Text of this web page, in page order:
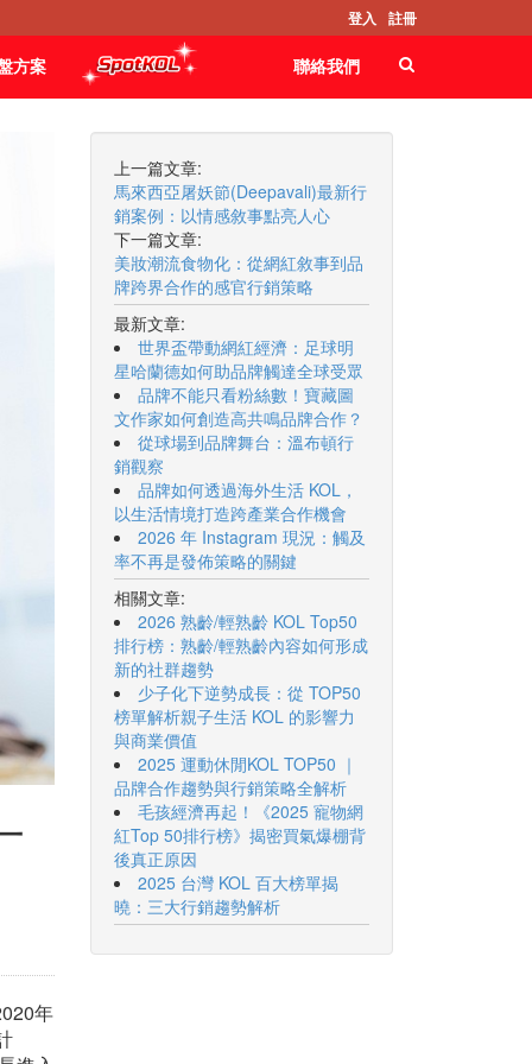
登入 註冊
方案 聯絡我們
年
上一篇文章:
馬來西亞屠妖節(Deepavali)最新行
銷案例：以情感敘事點亮人心
下一篇文章:
美妝潮流食物化：從網紅敘事到品
牌跨界合作的感官行銷策略
最新文章:
世界盃帶動網紅經濟：足球明
星哈蘭德如何助品牌觸達全球受眾
品牌不能只看粉絲數！寶藏圖
文作家如何創造高共鳴品牌合作？
從球場到品牌舞台：溫布頓行
銷觀察
品牌如何透過海外生活 KOL，
以生活情境打造跨產業合作機會
2026 年 Instagram 現況：觸及
率不再是發佈策略的關鍵
相關文章:
2026 熟齡/輕熟齡 KOL Top50
排行榜：熟齡/輕熟齡內容如何形成
新的社群趨勢
少子化下逆勢成長：從 TOP50
榜單解析親子生活 KOL 的影響力
與商業價值
2025 運動休閒KOL TOP50 ｜
品牌合作趨勢與行銷策略全解析
毛孩經濟再起！《2025 寵物網
紅Top 50排行榜》揭密買氣爆棚背
後真正原因
2025 台灣 KOL 百大榜單揭
曉：三大行銷趨勢解析